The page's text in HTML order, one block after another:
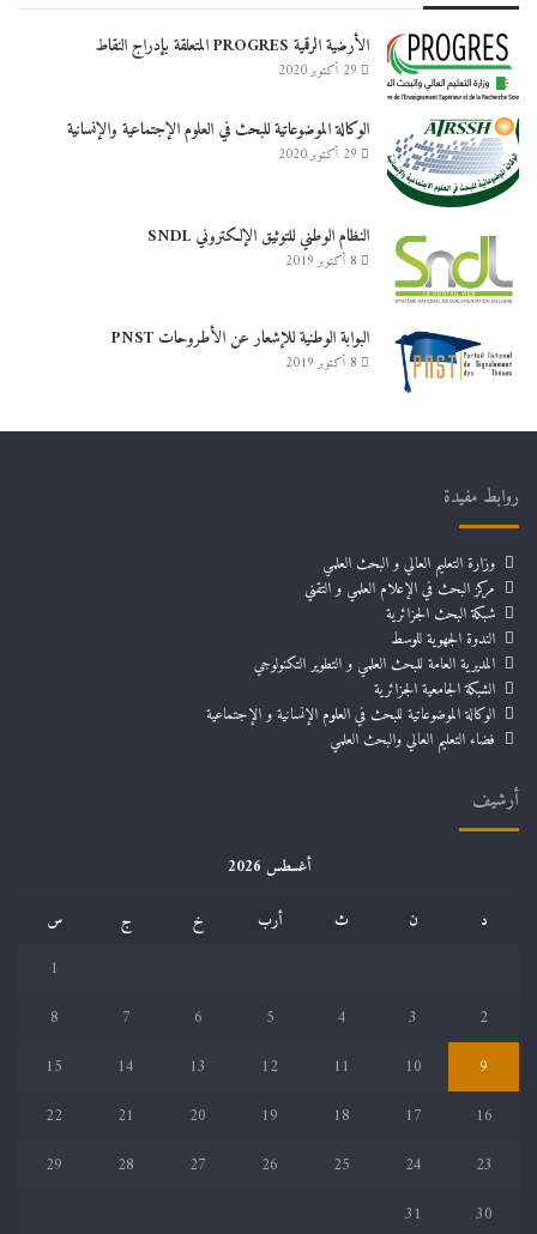
الأرضية الرقمية PROGRES المتعلقة بإدراج النقاط
29 أكتوبر 2020
الوكالة الموضوعاتية للبحث في العلوم الإجتماعية والإنسانية
29 أكتوبر 2020
النظام الوطني للتوثيق الإلكتروني SNDL
8 أكتوبر 2019
البوابة الوطنية للإشعار عن الأطروحات PNST
8 أكتوبر 2019
روابط مفيدة
وزارة التعليم العالي و البحث العلمي
مركز البحث في الإعلام العلمي و التقني
شبكة البحث الجزائرية
الندوة الجهوية للوسط
المديرية العامة للبحث العلمي و التطوير التكنولوجي
الشبكة الجامعية الجزائرية
الوكالة الموضوعاتية للبحث في العلوم الإنسانية و الإجتماعية
فضاء التعليم العالي والبحث العلمي
أرشيف
أغسطس 2026
د
ن ث أرب خ ج
س
1
2
3
4
5
6
7
8
9
10
11
12
13
14
15
16
17
18
19
20
21
22
23
24
25
26
27
28
29
30
31